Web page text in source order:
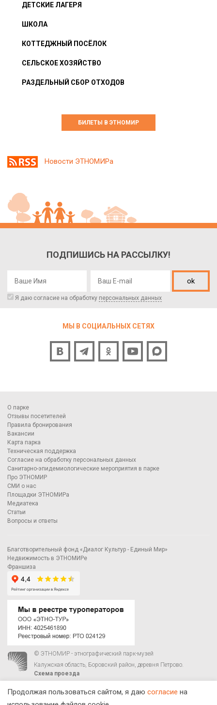
ДЕТСКИЕ ЛАГЕРЯ
ШКОЛА
КОТТЕДЖНЫЙ ПОСЁЛОК
СЕЛЬСКОЕ ХОЗЯЙСТВО
РАЗДЕЛЬНЫЙ СБОР ОТХОДОВ
БИЛЕТЫ В ЭТНОМИР
Новости ЭТНОМИРа
ПОДПИШИСЬ НА РАССЫЛКУ!
ok
Я даю согласие на обработку персональных данных
МЫ В СОЦИАЛЬНЫХ СЕТЯХ
О парке
Отзывы посетителей
Правила бронирования
Вакансии
Карта парка
Техническая поддержка
Согласие на обработку персональных данных
Санитарно-эпидемиологические мероприятия в парке
Про ЭТНОМИР
СМИ о нас
Площадки ЭТНОМИРа
Медиатека
Статьи
Вопросы и ответы
Благотворительный фонд «Диалог Культур - Единый Мир»
Недвижимость в ЭТНОМИРе
Франшиза
© ЭТНОМИР - этнографический парк-музей
Калужская область, Боровский район, деревня Петрово.
Схема проезда
Продолжая пользоваться сайтом, я даю согласие на